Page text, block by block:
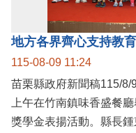
115-08-09 11:24
苗栗縣政府新聞稿115/8/9 竹南鎮天文里辦公處今(9)
上午在竹南鎮味香盛餐
獎學金表揚活動。縣長